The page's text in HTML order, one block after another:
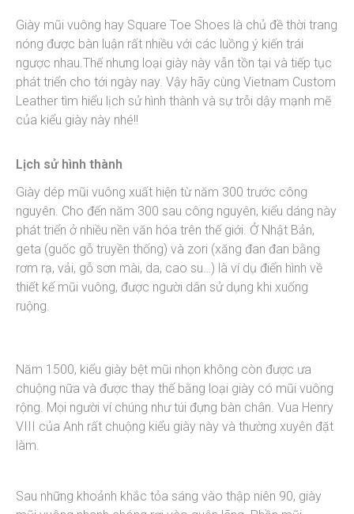
Giày mũi vuông hay Square Toe Shoes là chủ đề thời trang
nóng được bàn luận rất nhiều với các luồng ý kiến trái
ngược nhau.Thế nhưng loại giày này vẫn tồn tại và tiếp tục
phát triển cho tới ngày nay. Vậy hãy cùng Vietnam Custom
Leather tìm hiểu lịch sử hình thành và sự trỗi dậy mạnh mẽ
của kiểu giày này nhé!!
Lịch sử hình thành
Giày dép mũi vuông xuất hiện từ năm 300 trước công
nguyên. Cho đến năm 300 sau công nguyên, kiểu dáng này
phát triển ở nhiều nền văn hóa trên thế giới. Ở Nhật Bản,
geta (guốc gỗ truyền thống) và zori (xăng đan đan bằng
rơm rạ, vải, gỗ sơn mài, da, cao su…) là ví dụ điển hình về
thiết kế mũi vuông, được người dân sử dụng khi xuống
ruộng.
Năm 1500, kiểu giày bệt mũi nhọn không còn được ưa
chuộng nữa và được thay thế bằng loại giày có mũi vuông
rộng. Mọi người ví chúng như túi đựng bàn chân. Vua Henry
VIII của Anh rất chuộng kiểu giày này và thường xuyên đặt
làm.
Sau những khoảnh khắc tỏa sáng vào thập niên 90, giày